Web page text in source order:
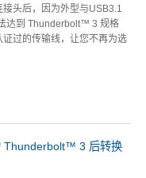
接头后，因为外型与USB3.1
达到 Thunderbolt™ 3 规格
过的传输线，让您不再为选
Thunderbolt™ 3 后转换